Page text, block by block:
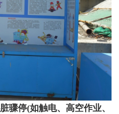
骤停(如触电、高空作业、